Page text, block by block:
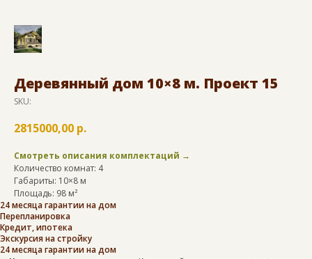
Деревянный дом 10×8 м. Проект 15
SKU:
2815000,00 р.
Смотреть описания комплектаций →
Количество комнат: 4
Габариты: 10×8 м
Площадь: 98 м²
24 месяца гарантии на дом
Перепланировка
Кредит, ипотека
Экскурсия на стройку
24 месяца гарантии на дом